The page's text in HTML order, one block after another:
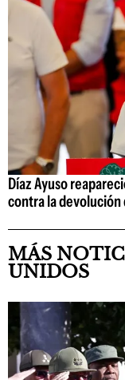
Díaz Ayuso
contra la devolución
MÁS
UNIDOS